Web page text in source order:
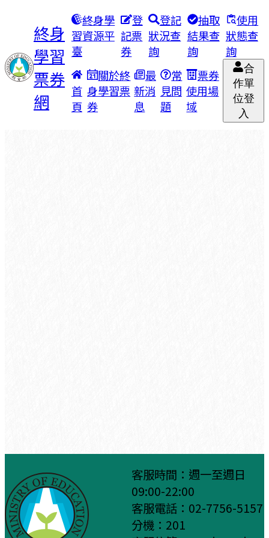
終身
學習
票券
網
終身學
習資源平
臺
登
記票
券
登記
狀況查
詢
抽取
結果查
詢
使用
狀態查
詢
首
頁
關於終
身學習票
券
最
新消
息
常
見問
題
票券
使用場
域
合
作單
位登
入
客服時間：週一至週日
09:00-22:00
客服電話：02-7756-5157
分機：201